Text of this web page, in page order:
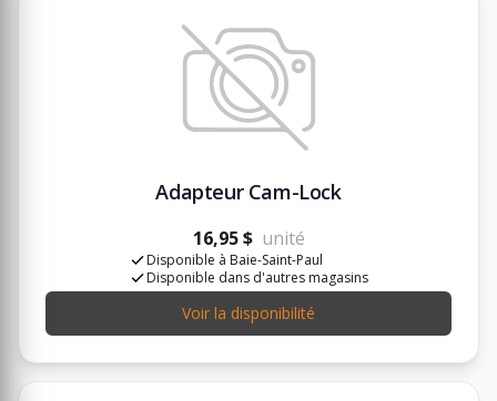
Adapteur Cam-Lock
16,95 $ unité
Disponible à Baie-Saint-Paul
Disponible dans d'autres magasins
Voir la disponibilité